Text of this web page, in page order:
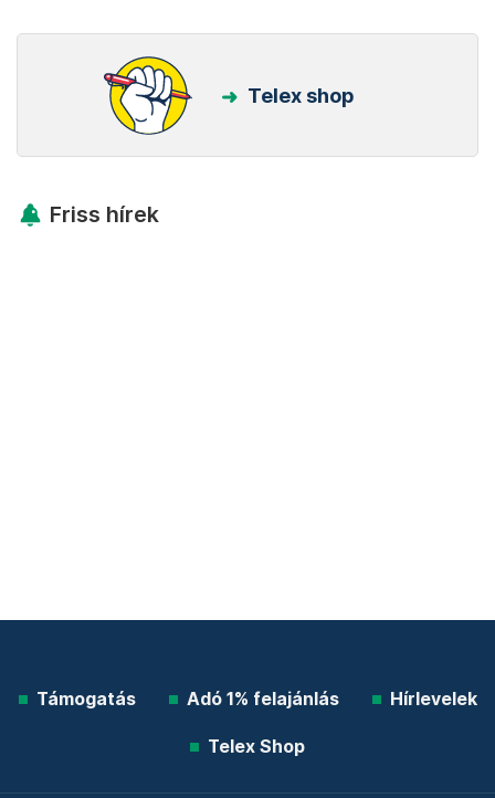
Telex shop
Friss hírek
Támogatás Adó 1% felajánlás Hírlevelek
Telex Shop